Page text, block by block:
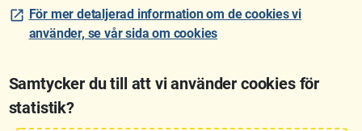
För mer detaljerad information om de cookies vi
använder, se vår sida om cookies
Samtycker du till att vi använder cookies för
statistik?
Lantmäteriet är den myndighet som kartlägger Sverige. Till våra